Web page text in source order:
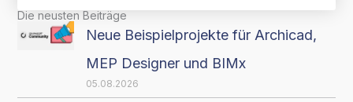
Die neusten Beiträge
Neue Beispielprojekte für Archicad,
MEP Designer und BIMx
05.08.2026